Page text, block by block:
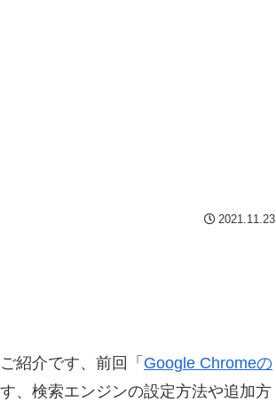
2021.11.23
紹介です、前回「 Google Chromeの
、検索エンジンの設定方法や追加方